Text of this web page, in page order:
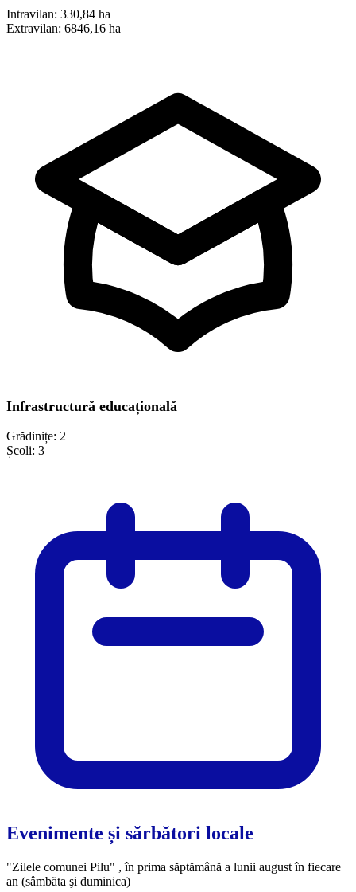
Intravilan: 330,84 ha
Extravilan: 6846,16 ha
Infrastructură educațională
Grădinițe: 2
Școli: 3
Evenimente și sărbători locale
"Zilele comunei Pilu" , în prima săptămână a lunii august în fiecare
an (sâmbăta şi duminica)